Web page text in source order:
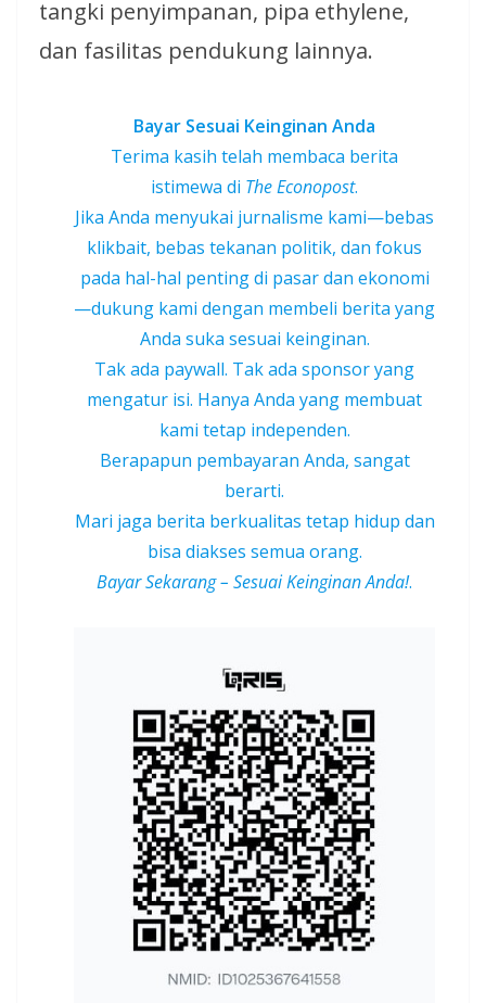
tangki penyimpanan, pipa ethylene,
dan fasilitas pendukung lainnya.
Bayar Sesuai Keinginan Anda
Terima kasih telah membaca berita
istimewa di The Econopost.
Jika Anda menyukai jurnalisme kami—bebas
klikbait, bebas tekanan politik, dan fokus
pada hal-hal penting di pasar dan ekonomi
—dukung kami dengan membeli berita yang
Anda suka sesuai keinginan.
Tak ada paywall. Tak ada sponsor yang
mengatur isi. Hanya Anda yang membuat
kami tetap independen.
Berapapun pembayaran Anda, sangat
berarti.
Mari jaga berita berkualitas tetap hidup dan
bisa diakses semua orang.
Bayar Sekarang – Sesuai Keinginan Anda!.